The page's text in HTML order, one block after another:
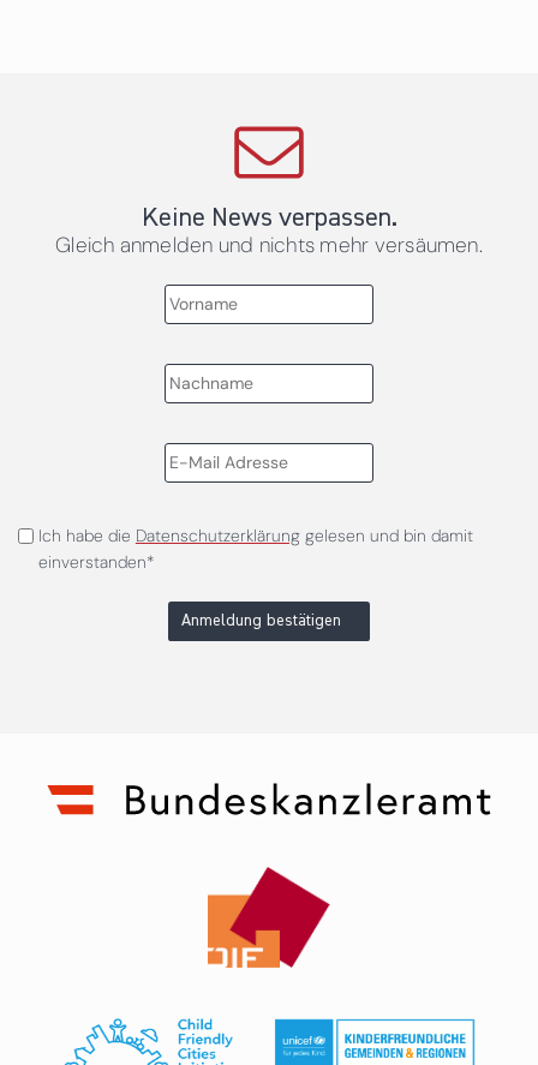
Keine News verpassen.
Gleich anmelden und nichts mehr versäumen.
Ich habe die Datenschutzerklärunggelesen und bin damit
einverstanden*
Anmeldung bestätigen